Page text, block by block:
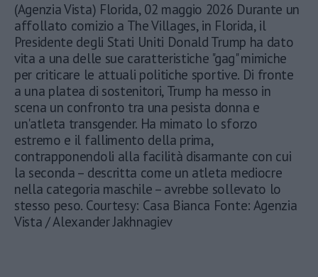
(Agenzia Vista) Florida, 02 maggio 2026 Durante un
affollato comizio a The Villages, in Florida, il
Presidente degli Stati Uniti Donald Trump ha dato
vita a una delle sue caratteristiche "gag" mimiche
per criticare le attuali politiche sportive. Di fronte
a una platea di sostenitori, Trump ha messo in
scena un confronto tra una pesista donna e
un'atleta transgender. Ha mimato lo sforzo
estremo e il fallimento della prima,
contrapponendoli alla facilità disarmante con cui
la seconda – descritta come un atleta mediocre
nella categoria maschile – avrebbe sollevato lo
stesso peso. Courtesy: Casa Bianca Fonte: Agenzia
Vista / Alexander Jakhnagiev